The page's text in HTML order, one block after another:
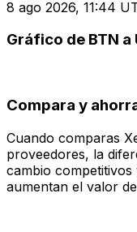
8 ago 2026, 11:44
Gráfico de BTN a
Compara y
Cuando comparas
proveedores, la
cambio competitivos
aumentan el valor